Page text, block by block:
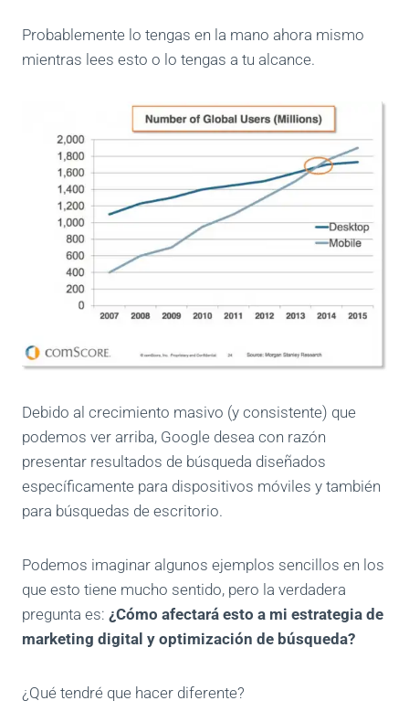
Probablemente lo tengas en la mano ahora mismo
mientras lees esto o lo tengas a tu alcance.
Debido al crecimiento masivo (y consistente) que
podemos ver arriba, Google desea con razón
presentar resultados de búsqueda diseñados
específicamente para dispositivos móviles y también
para búsquedas de escritorio.
Podemos imaginar algunos ejemplos sencillos en los
que esto tiene mucho sentido, pero la verdadera
pregunta es: ¿Cómo afectará esto a mi estrategia de
marketing digital y optimización de búsqueda?
¿Qué tendré que hacer diferente?